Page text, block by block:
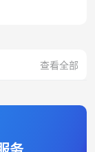
查看全部